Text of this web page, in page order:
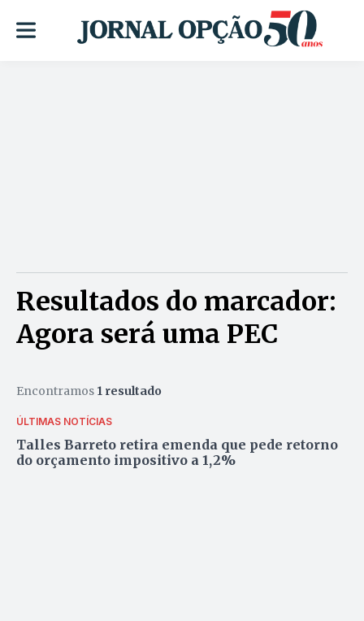
Resultados do marcador:
Agora será uma PEC
Encontramos 1 resultado
ÚLTIMAS NOTÍCIAS
Talles Barreto retira emenda que pede retorno
do orçamento impositivo a 1,2%